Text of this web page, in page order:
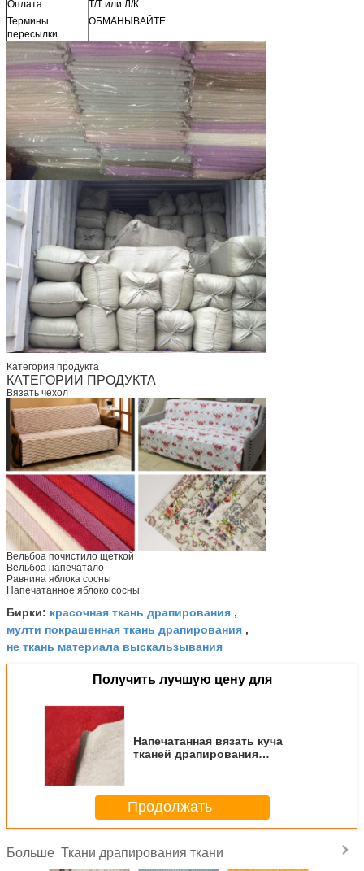
Оплата
Т/Т или Л/К
Термины
пересылки
ОБМАНЫВАЙТЕ
Категория продукта
КАТЕГОРИИ ПРОДУКТА
Вязать чехол
Вельбоа почистило щеткой
Вельбоа напечатало
Равнина яблока сосны
Напечатанное яблоко сосны
Бирки: красочная ткань драпирования ,
мулти покрашенная ткань драпирования ,
не ткань материала выскальзывания
Получить лучшую цену для
Напечатанная вязать куча
тканей драпирования
Продолжать
Больше Ткани драпирования ткани